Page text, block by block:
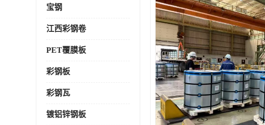
宝钢
江西彩钢卷
PET覆膜板
彩钢板
彩钢瓦
镀铝锌钢板